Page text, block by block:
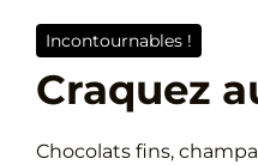
Incontournables !
Craquez
Chocolats fins,